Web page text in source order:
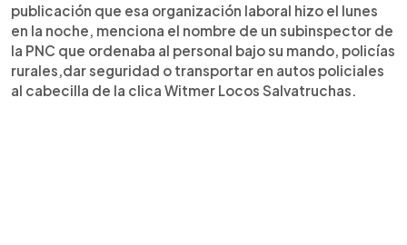
publicación que esa organización laboral hizo el lunes
en la noche, menciona el nombre de un subinspector de
la PNC que ordenaba al personal bajo su mando, policías
rurales,dar seguridad o transportar en autos policiales
al cabecilla de la clica Witmer Locos Salvatruchas.